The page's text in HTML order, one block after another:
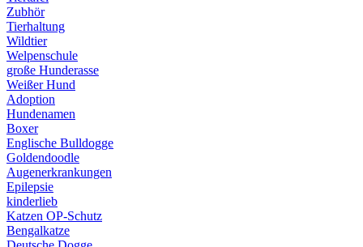
Zubhör
Tierhaltung
Wildtier
Welpenschule
große Hunderasse
Weißer Hund
Adoption
Hundenamen
Boxer
Englische Bulldogge
Goldendoodle
Augenerkrankungen
Epilepsie
kinderlieb
Katzen OP-Schutz
Bengalkatze